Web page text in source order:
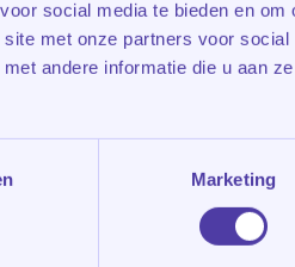
social media te bieden en om
met onze partners voor social
andere informatie die u aan
Marketing
de resultaten blijven